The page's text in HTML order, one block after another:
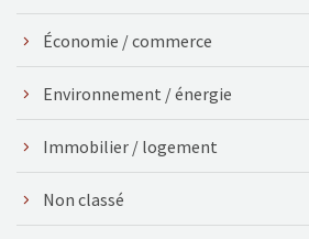
Économie / commerce
Environnement / énergie
Immobilier / logement
Non classé